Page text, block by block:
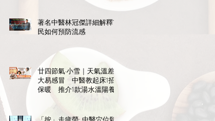
著名中醫林冠傑詳細解釋市
民如何預防流感
廿四節氣·小雪｜天氣溫差
大易感冒 中醫教起床1招
保暖 推介1款湯水溫陽養